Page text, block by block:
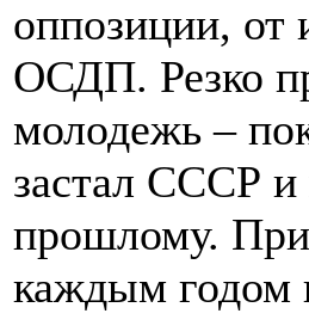
оппозиции, от
ОСДП. Резко
молодежь –
застал СССР и
прошлому.
каждым годом